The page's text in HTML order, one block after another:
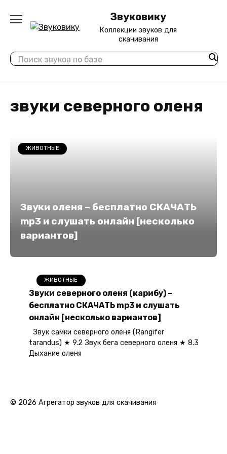
содержанию
Звуковику
Коллекции звуков для
скачивания
звуки северного оленя
ЖИВОТНЫЕ
Звуки оленя – бесплатно СКАЧАТЬ
mp3 и слушать онлайн [несколько
вариантов]
ЖИВОТНЫЕ
Звуки северного оленя (карибу) –
бесплатно СКАЧАТЬ mp3 и слушать
онлайн [несколько вариантов]
Звук самки северного оленя (Rangifer
tarandus) ★ 9.2 Звук бега северного оленя ★ 8.3
Дыхание оленя
© 2026 Агрегатор звуков для скачивания